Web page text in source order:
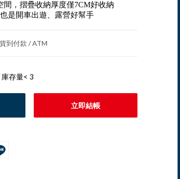
間，摺疊收納厚度僅7CM好收納
是開車出遊、露營好幫手
到付款 / ATM
庫存量< 3
立即結帳